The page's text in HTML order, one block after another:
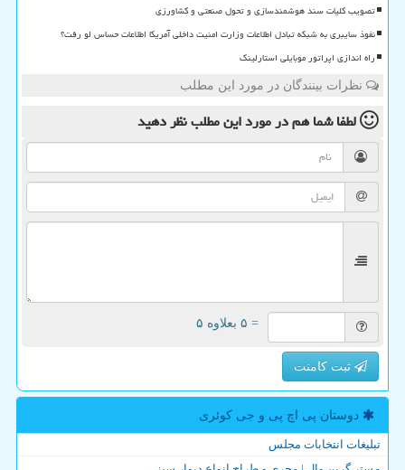
تصویب کلیات سند هوشمندسازی و تحول صنعتی و کشاورزی
نفوذ سایبری به شبکه تبادل اطلاعات وزارت امنیت داخلی آمریکا اطلاعات حساس لو رفت؟
راه اندازی اپراتور موبایلی استارلینک
نظرات بینندگان در مورد این مطلب
لطفا شما همدر مورد این مطلبنظر دهید
= ۵ بعلاوه ۵
ثبت کامنت
دوستان پی اچ پی و جی كوئری
تبلیغات انتخابات مجلس